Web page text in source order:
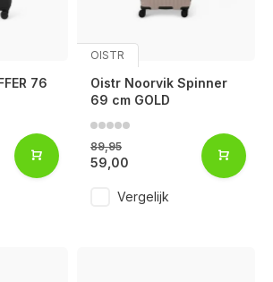
76
OISTR
Oistr Noorvik Spinner
69 cm GOLD
89,95
59,00
Vergelijk